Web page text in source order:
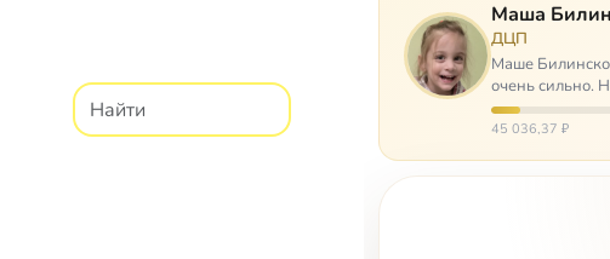
Маша
ДЦП
Маше
очень сильно.
ходит, и от т…
45 036,37 ₽